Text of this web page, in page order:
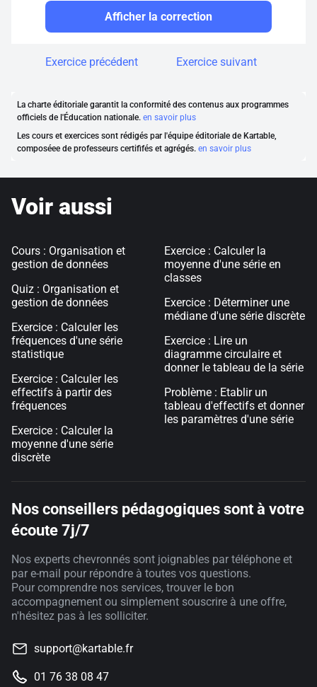
Afficher la correction
Exercice précédent Exercice suivant
La charte éditoriale garantit la conformité des contenus aux programmes
officiels de l'Éducation nationale. en savoir plus
Les cours et exercices sont rédigés par l'équipe éditoriale de Kartable,
composéee de professeurs certififés et agrégés. en savoir plus
Voir aussi
Cours : Organisation et
gestion de données
Quiz : Organisation et
gestion de données
Exercice : Calculer les
fréquences d'une série
statistique
Exercice : Calculer les
effectifs à partir des
fréquences
Exercice : Calculer la
moyenne d'une série
discrète
Exercice : Calculer la
moyenne d'une série en
classes
Exercice : Déterminer une
médiane d'une série discrète
Exercice : Lire un
diagramme circulaire et
donner le tableau de la série
Problème : Etablir un
tableau d'effectifs et donner
les paramètres d'une série
Nos conseillers pédagogiques sont à votre
écoute 7j/7
Nos experts chevronnés sont joignables par téléphone et
par e-mail pour répondre à toutes vos questions.
Pour comprendre nos services, trouver le bon
accompagnement ou simplement souscrire à une offre,
n'hésitez pas à les solliciter.
support@kartable.fr
01 76 38 08 47